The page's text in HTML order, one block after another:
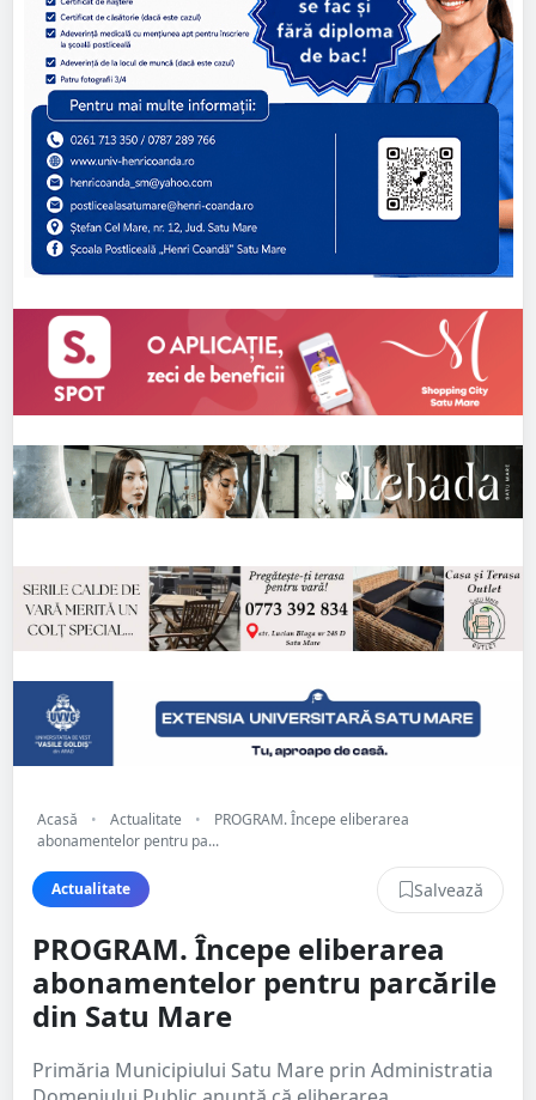
Acasă • Actualitate •
PROGRAM. Începe eliberarea
abonamentelor pentru pa...
Actualitate Salvează
PROGRAM. Începe eliberarea
abonamentelor pentru parcările
din Satu Mare
Primăria Municipiului Satu Mare prin Administratia